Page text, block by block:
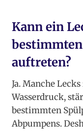
Kann ein
auftreten?
Ja. Manche
Wasserdruck,
bestimmten
Abpumpens.